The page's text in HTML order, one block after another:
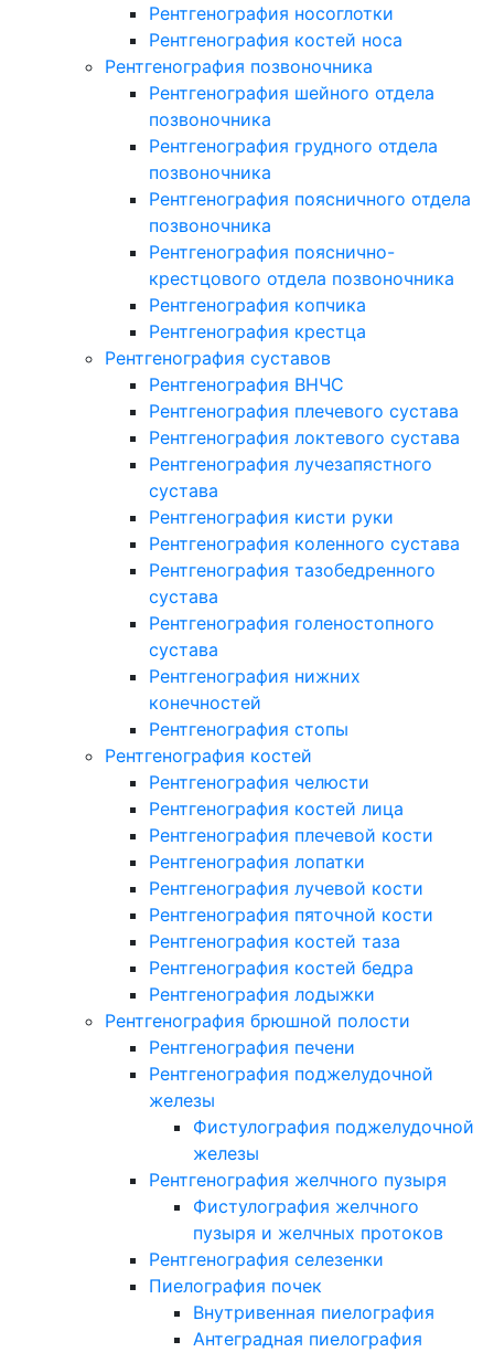
Рентгенография носоглотки
Рентгенография костей носа
Рентгенография позвоночника
Рентгенография шейного отдела
позвоночника
Рентгенография грудного отдела
позвоночника
Рентгенография поясничного отдела
позвоночника
Рентгенография пояснично-
крестцового отдела позвоночника
Рентгенография копчика
Рентгенография крестца
Рентгенография суставов
Рентгенография ВНЧС
Рентгенография плечевого сустава
Рентгенография локтевого сустава
Рентгенография лучезапястного
сустава
Рентгенография кисти руки
Рентгенография коленного сустава
Рентгенография тазобедренного
сустава
Рентгенография голеностопного
сустава
Рентгенография нижних
конечностей
Рентгенография стопы
Рентгенография костей
Рентгенография челюсти
Рентгенография костей лица
Рентгенография плечевой кости
Рентгенография лопатки
Рентгенография лучевой кости
Рентгенография пяточной кости
Рентгенография костей таза
Рентгенография костей бедра
Рентгенография лодыжки
Рентгенография брюшной полости
Рентгенография печени
Рентгенография поджелудочной
железы
Фистулография поджелудочной
железы
Рентгенография желчного пузыря
Фистулография желчного
пузыря и желчных протоков
Рентгенография селезенки
Пиелография почек
Внутривенная пиелография
Антеградная пиелография